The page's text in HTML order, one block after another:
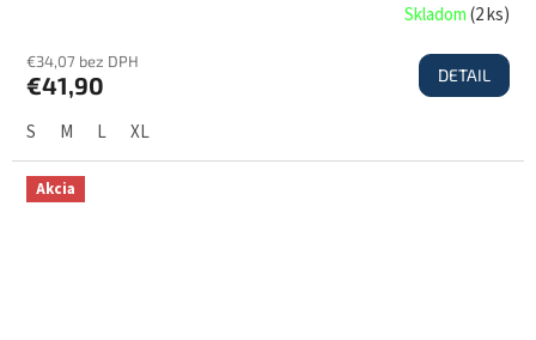
Skladom(2 ks)
€34,07 bez DPH
€41,90 DETAIL
S M L XL
Akcia